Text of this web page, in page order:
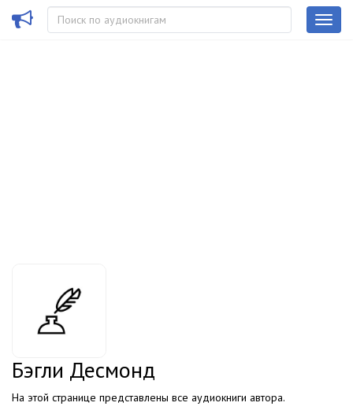
Бэгли Десмонд
На этой странице представлены все аудиокниги автора.